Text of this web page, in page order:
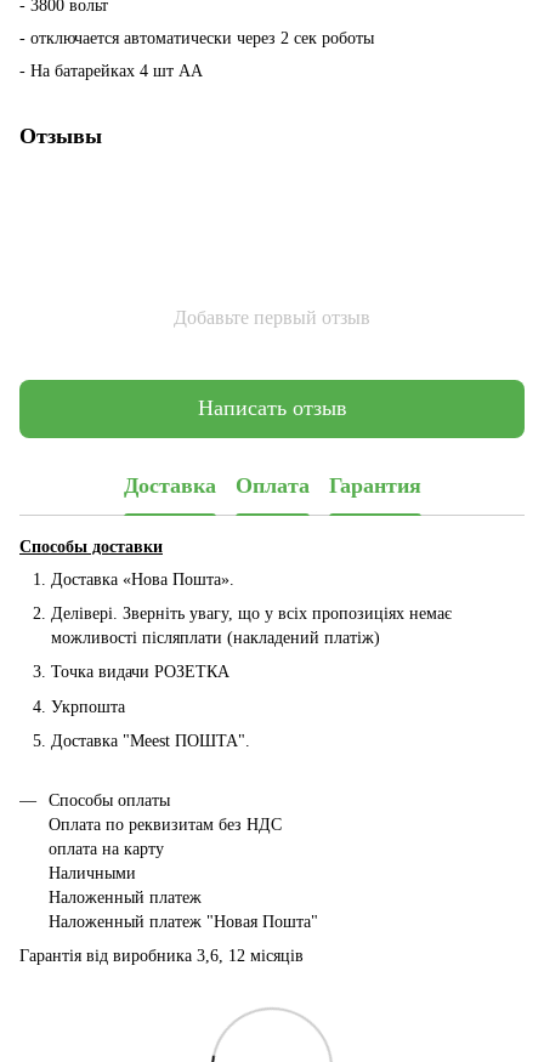
- 3800 вольт
- отключается автоматически через 2 сек роботы
- На батарейках 4 шт АА
Отзывы
Добавьте первый отзыв
Написать отзыв
Доставка Оплата Гарантия
Способы доставки
Доставка «Нова Пошта».
Делівері. Зверніть увагу, що у всіх пропозиціях немає
можливості післяплати (накладений платіж)
Точка видачи РОЗЕТКА
Укрпошта
Доставка "Мeest ПОШТА".
Способы оплаты
Оплата по реквизитам без НДС
оплата на карту
Наличными
Наложенный платеж
Наложенный платеж "Новая Пошта"
Гарантія від виробника 3,6, 12 місяців